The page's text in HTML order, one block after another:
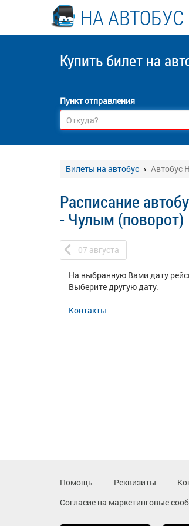
НА АВТОБУС
Купить билет на
Пункт отправления
Билеты на автобус Автобус
Расписание
- Чулым (поворот)
07 августа
На выбранную Вами дату
Выберите другую дату.
Контакты
Помощь Реквизиты
Согласие на маркетинговые